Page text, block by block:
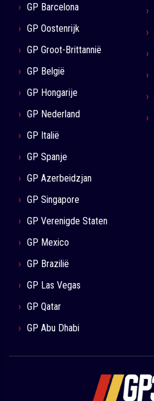
GP Barcelona
GP Oostenrijk
GP Groot-Brittannië
GP België
GP Hongarije
GP Nederland
GP Italië
GP Spanje
GP Azerbeidzjan
GP Singapore
GP Verenigde Staten
GP Mexico
GP Brazilië
GP Las Vegas
GP Qatar
GP Abu Dhabi